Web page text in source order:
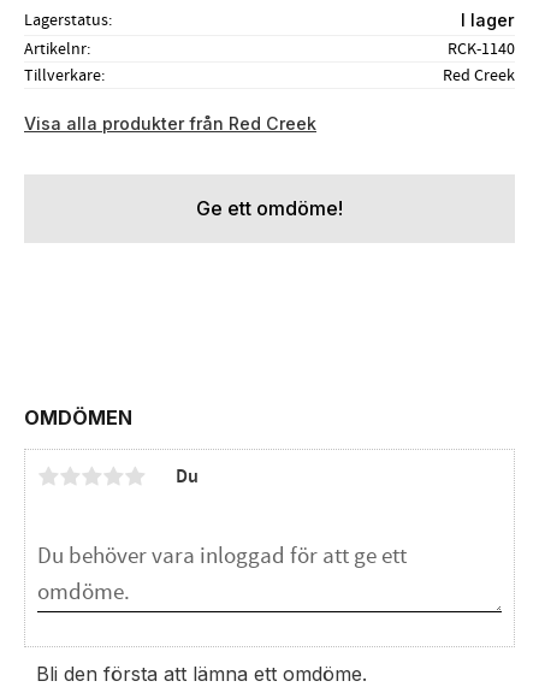
Lagerstatus I lager
Artikelnr
RCK-1140
Tillverkare
Red Creek
Visa alla produkter från Red Creek
Ge ett omdöme!
OMDÖMEN
Du
Bli den första att lämna ett omdöme.